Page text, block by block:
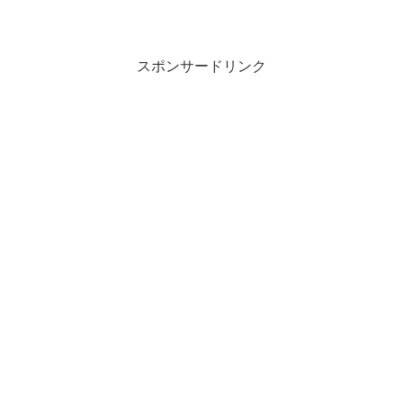
スポンサードリンク